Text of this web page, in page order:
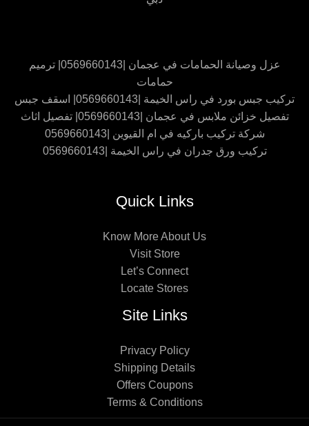
عزل وصيانة الحمامات في عجمان |0569660143| ترميم
حمامات
تركيب جبس بورد في راس الخيمة |0569660143| اسقف جبس
تفصيل خزائن ملابس في عجمان |0569660143| تفصيل اثاث
شركة تركيب باركيه في ام القيوين |0569660143
تركيب ورق جدران في راس الخيمة |0569660143
Quick Links
Know More About Us
Visit Store
Let’s Connect
Locate Stores
Site Links
Privacy Policy
Shipping Details
Offers Coupons
Terms & Conditions